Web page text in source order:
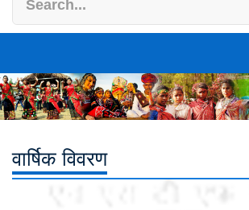
वार्षिक विवरण